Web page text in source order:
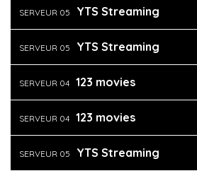
SERVEUR 05 YTS Streaming
SERVEUR 05 YTS Streaming
SERVEUR 04 123 movies
SERVEUR 04 123 movies
SERVEUR 05 YTS Streaming